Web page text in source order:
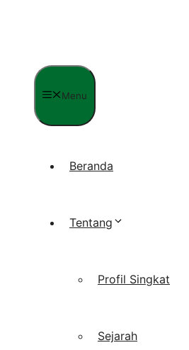
Menu
Beranda
Tentang
Profil Singkat
Sejarah